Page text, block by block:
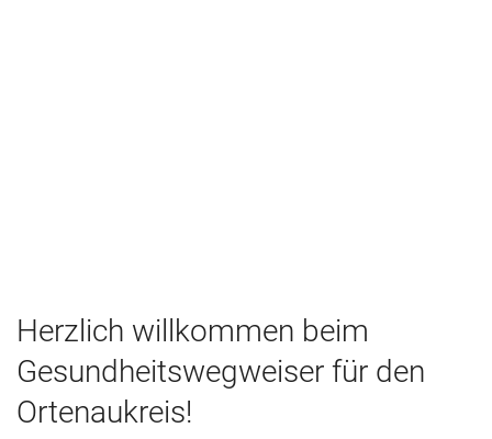
Herzlich willkommen beim
Gesundheitswegweiser für den
Ortenaukreis!